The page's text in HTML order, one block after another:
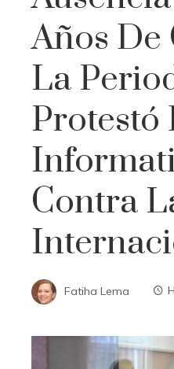
Años De
La
Protestó
Contra
Fatiha Lema